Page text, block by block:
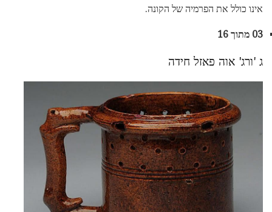
אינו כולל את הפרמיה של הקונה.
03 מתוך 16
ג 'ורג' אוה פאזל חידה